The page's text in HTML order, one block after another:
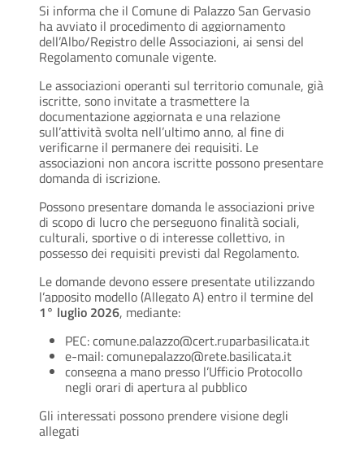
Si informa che il Comune di Palazzo San Gervasio
ha avviato il procedimento di aggiornamento
dell’Albo/Registro delle Associazioni, ai sensi del
Regolamento comunale vigente.
Le associazioni operanti sul territorio comunale, già
iscritte, sono invitate a trasmettere la
documentazione aggiornata e una relazione
sull’attività svolta nell’ultimo anno, al fine di
verificarne il permanere dei requisiti. Le
associazioni non ancora iscritte possono presentare
domanda di iscrizione.
Possono presentare domanda le associazioni prive
di scopo di lucro che perseguono finalità sociali,
culturali, sportive o di interesse collettivo, in
possesso dei requisiti previsti dal Regolamento.
Le domande devono essere presentate utilizzando
l’apposito modello (Allegato A) entro il termine del
1° luglio 2026, mediante:
PEC:comune.palazzo@cert.ruparbasilicata.it
e-mail:comunepalazzo@rete.basilicata.it
consegna a mano presso l’Ufficio Protocollo
negli orari di apertura al pubblico
Gli interessati possono prendere visione degli
allegati